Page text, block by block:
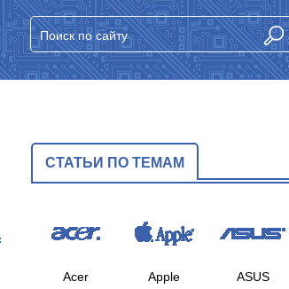
СТАТЬИ ПО ТЕМАМ
Acer Apple ASUS